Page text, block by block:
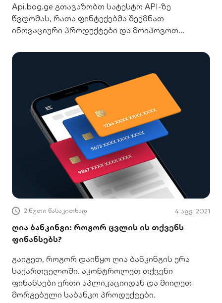
Api.bog.ge გთავაზობთ სატესტო API-ზე
წვდომას, რათა ფინტექებმა შექმნათ
ინოვაციური პროდუქტები და მოიპოვოთ
2 წუთი წასაკითხად 4 აგვ. 2021
ღია ბანკინგი: როგორ ცვლის ის თქვენს
ფინანსებს?
გაიგეთ, როგორ დაიწყო ღია ბანკინგის ერა
საქართველოში. აკონტროლეთ თქვენი
ფინანსები ერთი აპლიკაციიდან და მიიღეთ
მორგებული საბანკო პროდუქტები.